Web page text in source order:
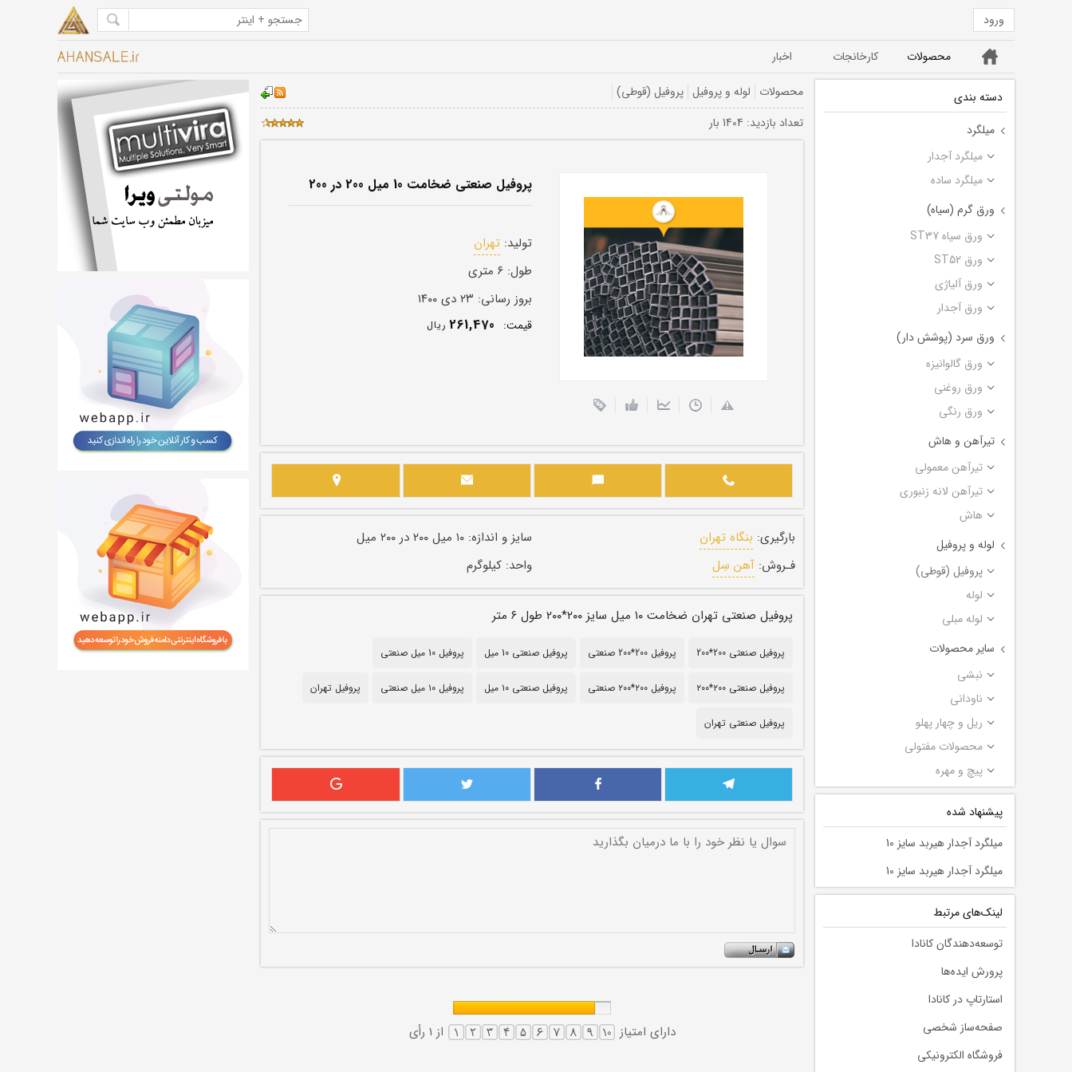
ورود
خانه محصولات کارخانجات اخبار
دسته بندی
میلگرد
میلگرد آجدار
میلگرد ساده
ورق گرم (سیاه)
ورق سیاه ST37
ورق ST52
ورق آلیاژی
ورق آجدار
ورق سرد (پوشش دار)
ورق گالوانیزه
ورق روغنی
ورق رنگی
تیرآهن و هاش
تیرآهن معمولی
تیرآهن لانه زنبوری
هاش
لوله و پروفیل
پروفیل (قوطی)
لوله
لوله مبلی
سایر محصولات
نبشی
ناودانی
ریل و چهار پهلو
محصولات مفتولی
پیچ و مهره
پیشنهاد شده
میلگرد آجدار هیربد سایز 10
میلگرد آجدار هیربد سایز 10
لينك‌های مرتبط
توسعه‌دهندگان کانادا
پرورش ایده‌ها
استارتاپ در کانادا
صفحه‌ساز شخصی
فروشگاه الکترونیکی
محصولات لوله و پروفیل پروفیل (قوطی)
تعداد بازديد: 1404 بار
پروفیل صنعتی ضخامت 10 میل 200 در 200
تولید: تهران
طول: ۶ متری
بروز رسانی: ۲۳ دی ۱۴۰۰
قيمت: 261,470 ريال
بارگیری: بنگاه تهران
فـروش: آهن سِل
سایز و اندازه: ۱۰ میل ۲۰۰ در ۲۰۰ میل
واحد: کیلوگرم
پروفیل صنعتی تهران ضخامت ۱۰ میل سایز ۲۰۰*۲۰۰ طول ۶ متر
پروفیل صنعتی 200*200 پروفیل 200*200 صنعتی پروفیل صنعتی 10 میل پروفیل 10 میل صنعتی
پروفیل صنعتی ۲۰۰*۲۰۰ پروفیل ۲۰۰*۲۰۰ صنعتی پروفیل صنعتی ۱۰ میل پروفیل ۱۰ میل صنعتی پروفیل تهران
پروفیل صنعتی تهران
دارای امتیاز از 1 رأی